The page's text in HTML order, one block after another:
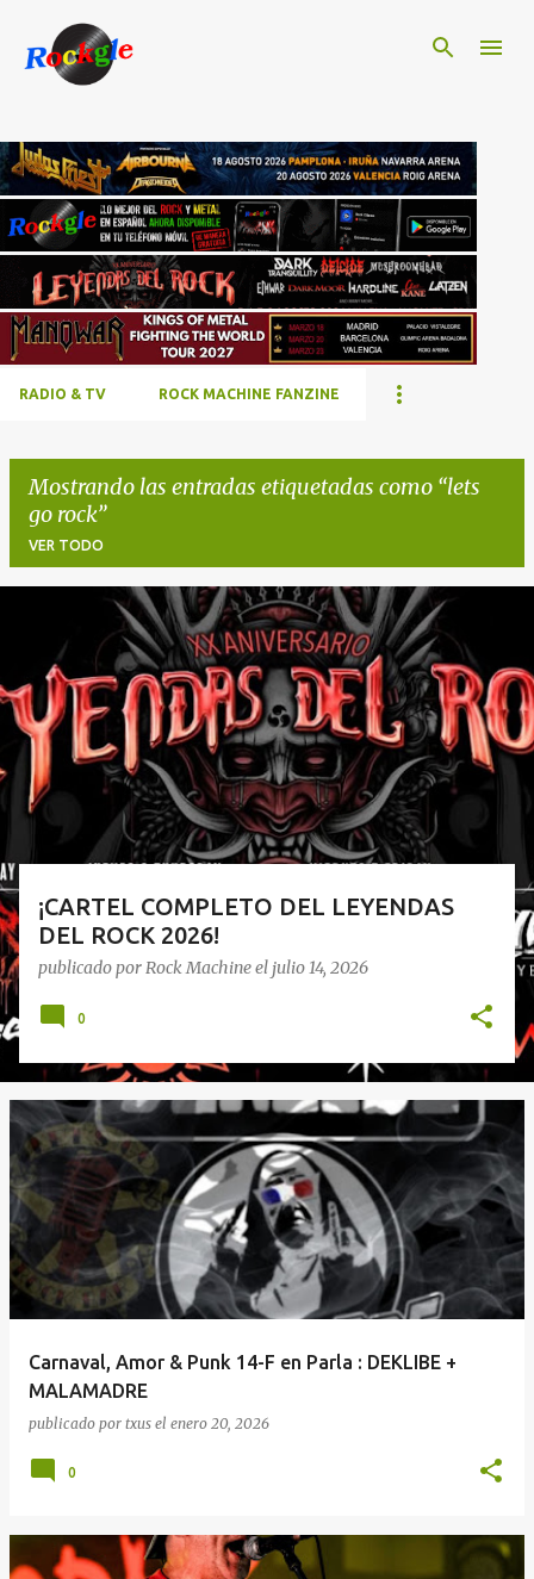
RADIO & TV ROCK MACHINE FANZINE
Mostrando las entradas etiquetadas como lets
go rock
VER TODO
t
a
d
s
¡CARTEL COMPLETO DEL LEYENDAS
DEL ROCK 2026!
publicado porRock Machineel julio 14, 2026
0
Carnaval, Amor & Punk 14-F en Parla : DEKLIBE +
MALAMADRE
publicado por txus el enero 20, 2026
0